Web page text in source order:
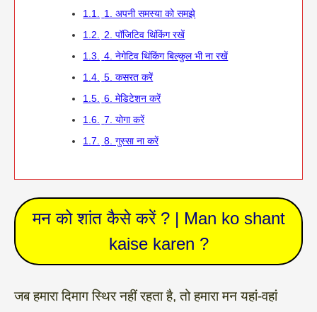
1.1.
1. अपनी समस्या को समझे
1.2.
2. पॉजिटिव थिंकिंग रखें
1.3.
4. नेगेटिव थिंकिंग बिल्कुल भी ना रखें
1.4.
5. कसरत करें
1.5.
6. मेडिटेशन करें
1.6.
7. योगा करें
1.7.
8. गुस्सा ना करें
मन को शांत कैसे करें ? | Man ko shant
kaise karen ?
जब हमारा दिमाग स्थिर नहीं रहता है, तो हमारा मन यहां-वहां